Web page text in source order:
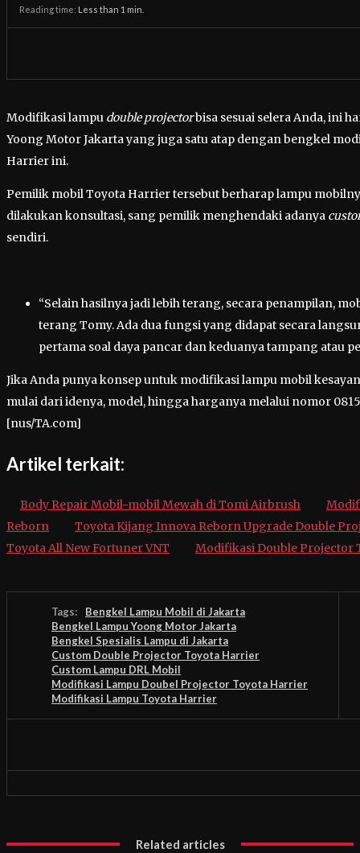
Reading time: Less than 1 min.
Modifikasi lampu double projectorbisa sesuai selera Anda, ini
Yoong Motor Jakarta yang juga satu atap dengan bengkel
Harrier ini.
Pemilik mobil Toyota Harrier tersebut berharap lampu
dilakukan konsultasi, sang pemilik menghendaki adanya
sendiri.
“Selain hasilnya jadi lebih terang, secara penampilan,
terang Tomy. Ada dua fungsi yang didapat secara
pertama soal daya pancar dan keduanya tampang atau
Jika Anda punya konsep untuk modifikasi lampu mobil
mulai dari idenya, model, hingga harganya melalui nomor 0815
[nus/TA.com]
Artikel terkait:
Body Repair Mobil-mobil Mewah di Tomi Airbrush
Reborn
Toyota Kijang Innova Reborn Upgrade Double
Toyota All New Fortuner VNT
Modifikasi Double Projector
Tags:
Bengkel Lampu Mobil di Jakarta
Bengkel Lampu Yoong Motor Jakarta
Bengkel Spesialis Lampu di Jakarta
Custom Double Projector Toyota Harrier
Custom Lampu DRL Mobil
Modifikasi Lampu Doubel Projector Toyota Harrier
Modifikasi Lampu Toyota Harrier
Related articles